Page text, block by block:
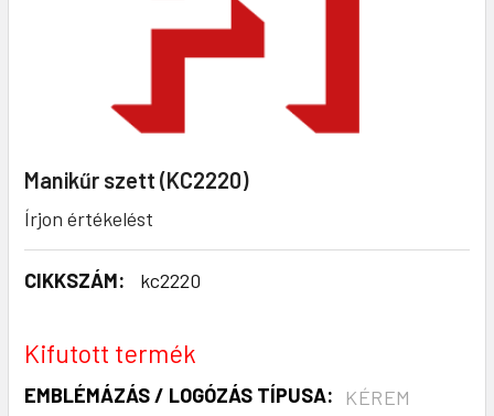
Manikűr szett (KC2220)
Írjon értékelést
CIKKSZÁM: kc2220
Kifutott termék
EMBLÉMÁZÁS / LOGÓZÁS TÍPUSA:
KÉREM